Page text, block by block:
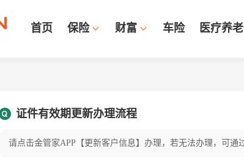
首页 保险 财富 车险 医疗养老
证件有效期更新办理流程